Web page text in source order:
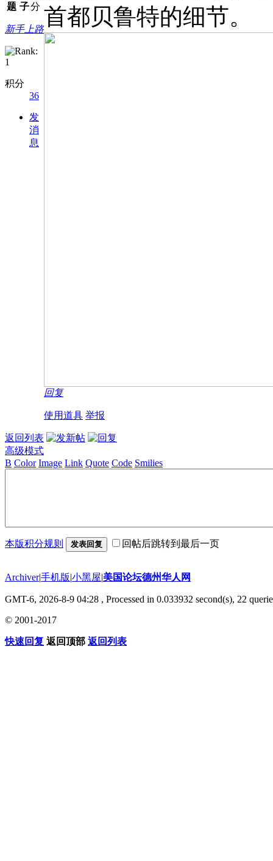
题 子分
新手上路
积分
36
发
消
息
首都贝鲁特的细节。
回复
使用道具 举报
返回列表
高级模式
B Color Image Link Quote Code Smilies
本版积分规则 发表回复 回帖后跳转到最后一页
Archiver|手机版|小黑屋|美国论坛德州华人网
GMT-6, 2026-8-9 04:28 , Processed in 0.033932 second(s), 22
© 2001-2017
快速回复 返回顶部 返回列表